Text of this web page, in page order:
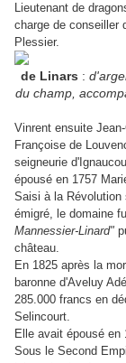
Lieutenant de
charge de conseiller
Plessier.
de Linars :
du champ,
Vinrent ensuite
Françoise de
seigneurie
épousé en 1757
Saisi à la Révolution
émigré, le domaine
Mannessier-Linard"
château.
En 1825 après la
baronne d'Aveluy
285.000 francs en
Selincourt.
Elle avait épousé
Sous le Second